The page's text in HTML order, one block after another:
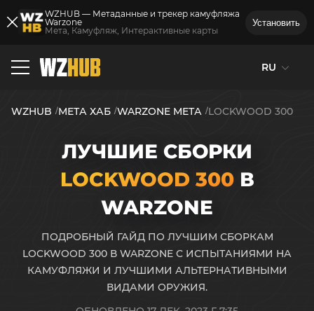
WZHUB — Метаданные и трекер камуфляжа
Warzone
Мета, Камуфляж, Интерактивные карты
Установить
RU
WZHUB МЕТА ХАБ WARZONE МЕТА LOCKWOOD 300
ЛУЧШИЕ СБОРКИ
LOCKWOOD 300В
WARZONE
ПОДРОБНЫЙ ГАЙД ПО ЛУЧШИМ СБОРКАМ
LOCKWOOD 300 В WARZONE С ИСПЫТАНИЯМИ НА
КАМУФЛЯЖИ И ЛУЧШИМИ АЛЬТЕРНАТИВНЫМИ
ВИДАМИ ОРУЖИЯ.